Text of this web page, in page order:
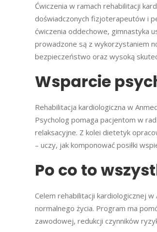
Ćwiczenia w ramach rehabilitacji
doświadczonych fizjoterapeutów i
ćwiczenia oddechowe, gimnastyka
prowadzone są z wykorzystaniem
bezpieczeństwo oraz wysoką
Wsparcie
Rehabilitacja kardiologiczna w
Psycholog pomaga pacjentom w
relaksacyjne. Z kolei dietetyk
– uczy, jak komponować posiłki
Po co to
Celem rehabilitacji kardiologicznej
normalnego życia. Program ma
zawodowej, redukcji czynników